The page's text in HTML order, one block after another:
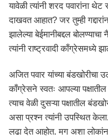
यावेळी त्यांनी शरद पवारांना थेट
दाखवत आहात? जर तुम्ही
झालेल्या बेईमानीबद्दल
त्यांनी राष्ट्रवादी काँग्रेसमध्ये
अजित पवार यांच्या बंडखोरीचा
काँग्रेसने स्वतः आपल्या
त्याच वेळी दुसऱ्या पक्षातील
असा प्रश्न त्यांनी उपस्थित केला.
लढा देत आहोत. मग अशा लोकांना